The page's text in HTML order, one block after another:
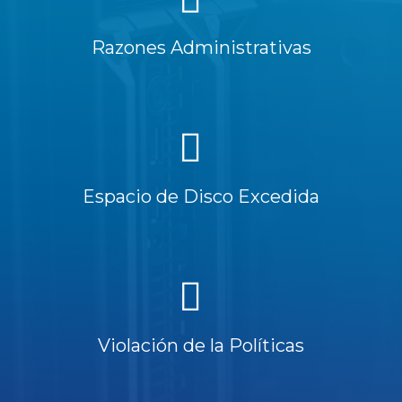
Razones Administrativas
Espacio de Disco Excedida
Violación de la Políticas